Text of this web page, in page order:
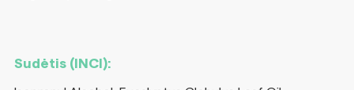
Sudėtis (INCI):